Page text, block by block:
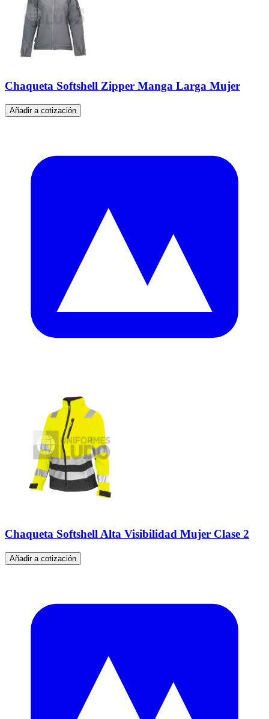
Chaqueta Softshell Zipper Manga Larga Mujer
Añadir a cotización
Chaqueta Softshell Alta Visibilidad Mujer Clase 2
Añadir a cotización